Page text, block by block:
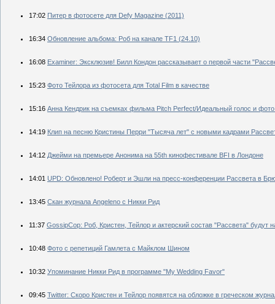
17:02 Питер в фотосете для Defy Magazine (2011)
16:34 Обновление альбома: Роб на канале TF1 (24.10)
16:08 Examiner: Эксклюзив! Билл Кондон рассказывает о первой части
15:23 Фото Тейлора из фотосета для Total Film в качестве
15:16 Анна Кендрик на съемках фильма Pitch Perfect/Идеальный голос и
14:19 Клип на песню Кристины Перри "Тысяча лет" с новыми кадрами
14:12 Джейми на премьере Анонима на 55th кинофестивале BFI в Лондоне
14:01 UPD: Обновлено! Роберт и Эшли на пресс-конференции Рассвета в
13:45 Скан журнала Angeleno с Никки Рид
11:37 GossipCop: Роб, Кристен, Тейлор и актерский состав "Рассвета" будут
10:48 Фото с репетиций Гамлета с Майклом Шином
10:32 Упоминание Никки Рид в программе "My Wedding Favor"
09:45 Twitter: Скоро Кристен и Тейлор появятся на обложке в греческом